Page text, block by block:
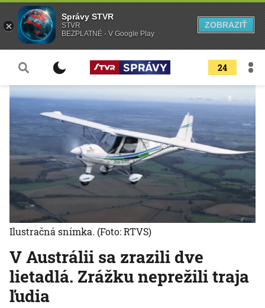
24
V Austrálii sa zrazili dve
lietadlá. Zrážku neprežili traja
ľudia
Ilustračná snímka. (Foto: RTVS)
Správy STVR
STVR
BEZPLATNÉ - V Google Play
ZOBRAZIŤ